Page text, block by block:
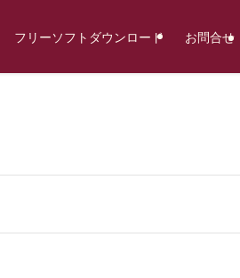
フリーソフトダウンロード お問合せ